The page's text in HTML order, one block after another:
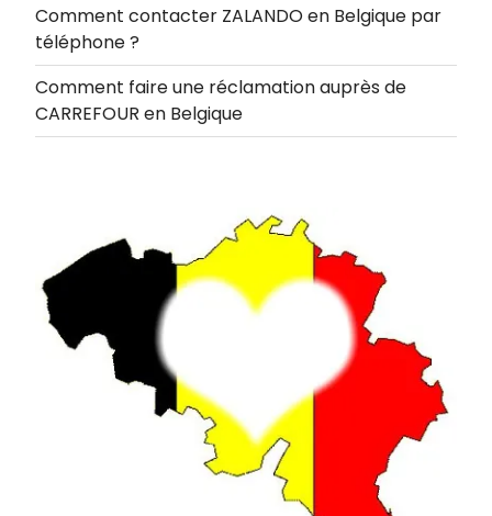
Comment contacter ZALANDO en Belgique par
téléphone ?
Comment faire une réclamation auprès de
CARREFOUR en Belgique